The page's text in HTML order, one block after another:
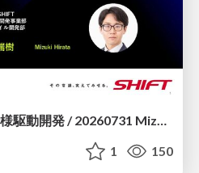
1 150